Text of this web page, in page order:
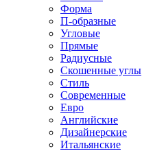
Форма
П-образные
Угловые
Прямые
Радиусные
Скошенные углы
Стиль
Современные
Евро
Английские
Дизайнерские
Итальянские